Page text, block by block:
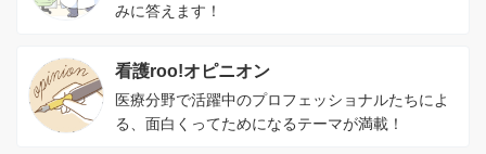
みに答えます！
看護roo!オピニオン
医療分野で活躍中のプロフェッショナルたちによ
る、面白くってためになるテーマが満載！